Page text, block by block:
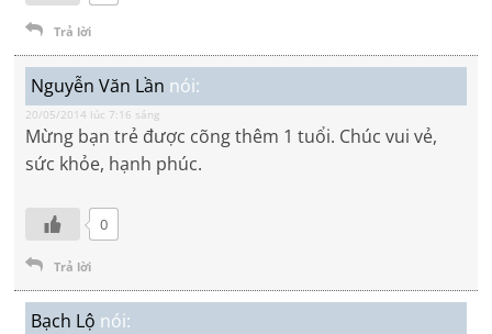
Trả lời
Nguyễn Văn Lần nói:
20/05/2014 lúc 7:16 sáng
Mừng bạn trẻ được cõng thêm 1 tuổi. Chúc vui vẻ,
sức khỏe, hạnh phúc.
0
Trả lời
Bạch Lộ nói: